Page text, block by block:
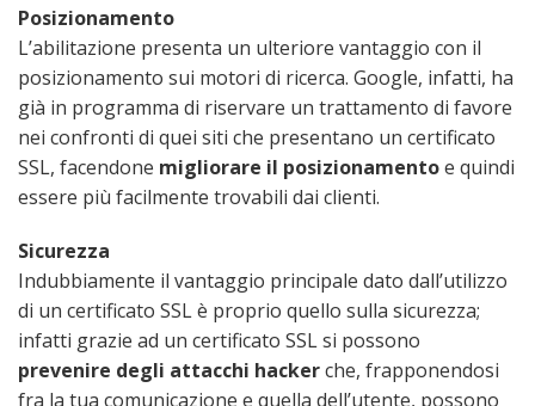
Posizionamento
L’abilitazione presenta un ulteriore vantaggio con il
posizionamento sui motori di ricerca. Google, infatti, ha
già in programma di riservare un trattamento di favore
nei confronti di quei siti che presentano un certificato
SSL, facendone migliorare il posizionamentoe quindi
essere più facilmente trovabili dai clienti.
Sicurezza
Indubbiamente il vantaggio principale dato dall’utilizzo
di un certificato SSL è proprio quello sulla sicurezza;
infatti grazie ad un certificato SSL si possono
prevenire degli attacchi hackerche, frapponendosi
fra la tua comunicazione e quella dell’utente, possono